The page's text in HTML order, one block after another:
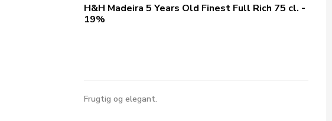
H&H Madeira 5 Years Old Finest Full Rich 75 cl. -
19%
Frugtig og elegant.